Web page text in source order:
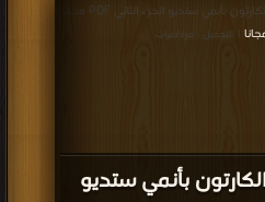
تحميل| التحميل : مرة/مرات
بأنمي ستديو
قراءة و تحميل كتاب كتاب صناعة أفلام الكارتون بأنمي ستديو الجزء الثاني PDF مجانا |
| التحميل : مرة/مرات